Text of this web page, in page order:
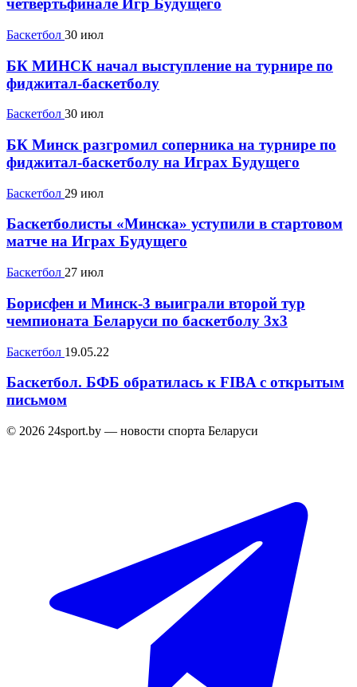
четвертьфинале Игр Будущего
Баскетбол 30 июл
БК МИНСК начал выступление на турнире по
фиджитал-баскетболу
Баскетбол 30 июл
БК Минск разгромил соперника на турнире по
фиджитал-баскетболу на Играх Будущего
Баскетбол 29 июл
Баскетболисты «Минска» уступили в стартовом
матче на Играх Будущего
Баскетбол 27 июл
Борисфен и Минск-3 выиграли второй тур
чемпионата Беларуси по баскетболу 3х3
Баскетбол 19.05.22
Баскетбол. БФБ обратилась к FIBA с открытым
письмом
© 2026 24sport.by — новости спорта Беларуси